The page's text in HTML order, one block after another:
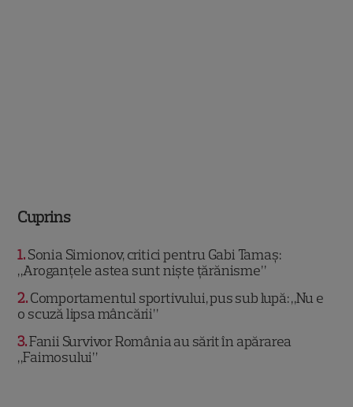
Cuprins
1 Sonia Simionov, critici pentru Gabi Tamaș:
„Aroganțele astea sunt niște țărănisme”
2 Comportamentul sportivului, pus sub lupă: „Nu e
o scuză lipsa mâncării”
3 Fanii Survivor România au sărit în apărarea
„Faimosului”